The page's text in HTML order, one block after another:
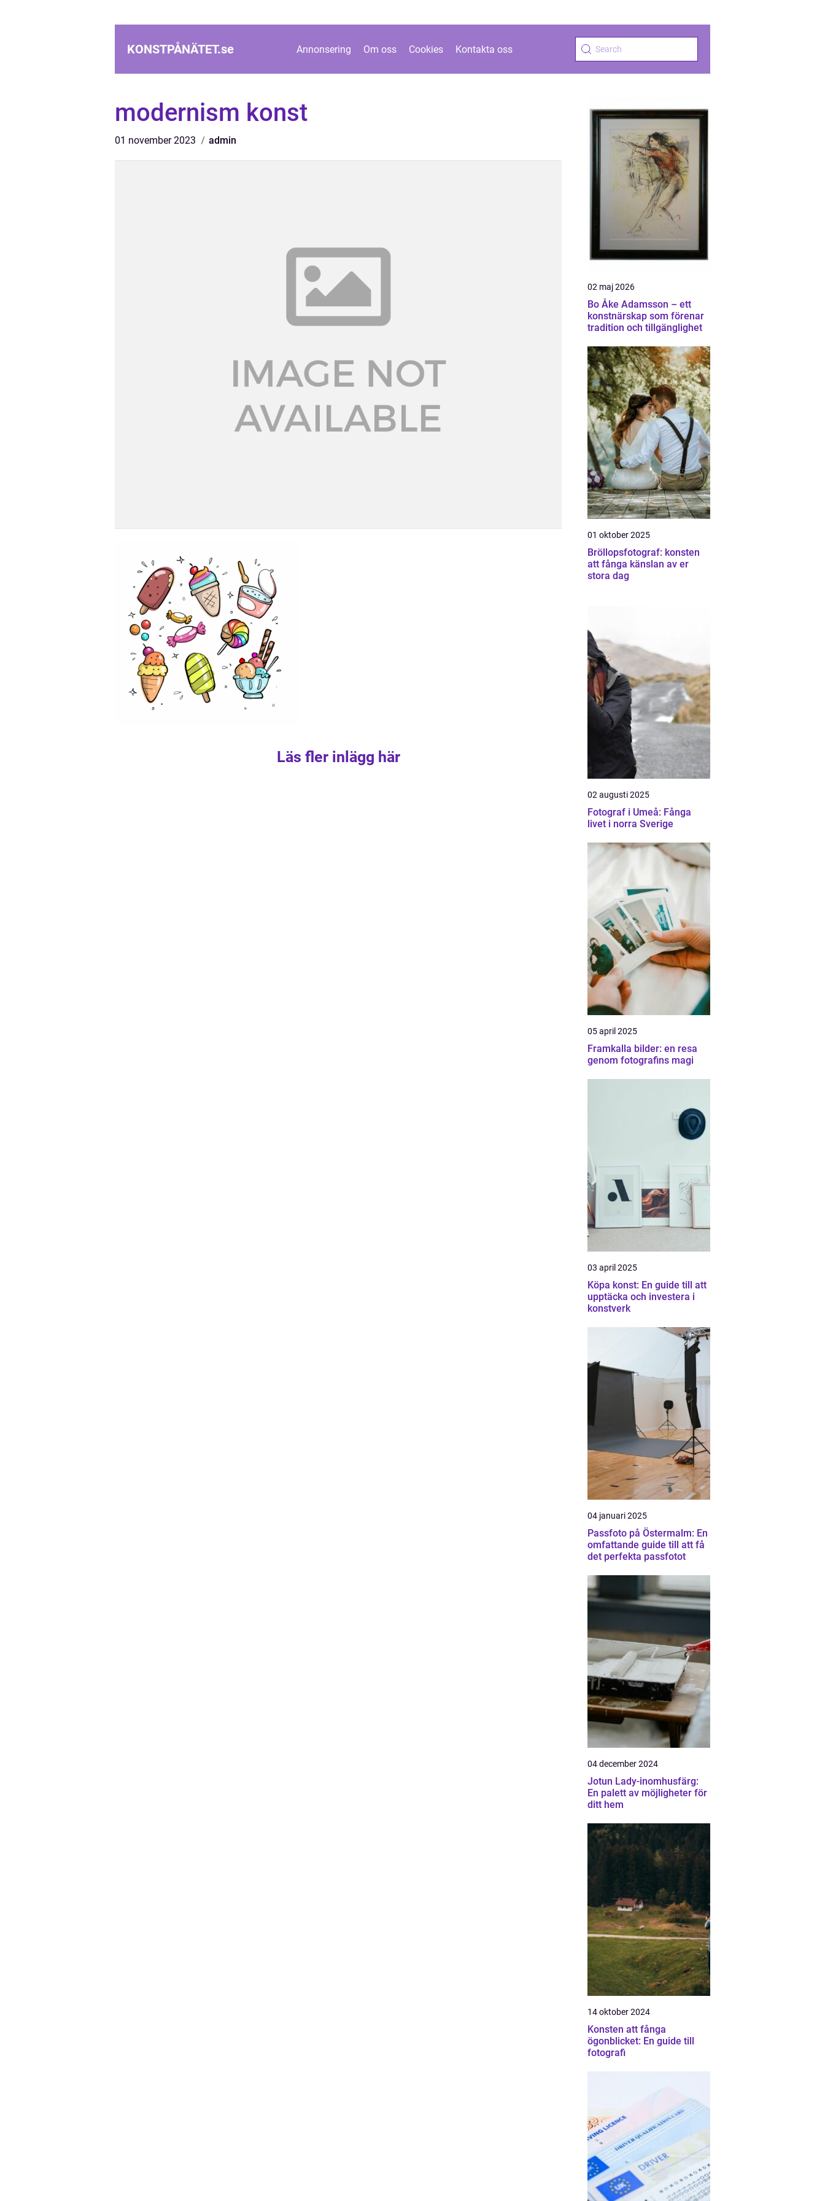
KONSTPÅNÄTET.se Annonsering Om oss Cookies Kontakta oss
modernism konst
01 november 2023 admin
Läs fler inlägg här
02 maj 2026
Bo Åke Adamsson – ett
konstnärskap som förenar
tradition och tillgänglighet
01 oktober 2025
Bröllopsfotograf: konsten
att fånga känslan av er
stora dag
02 augusti 2025
Fotograf i Umeå: Fånga
livet i norra Sverige
05 april 2025
Framkalla bilder: en resa
genom fotografins magi
03 april 2025
Köpa konst: En guide till att
upptäcka och investera i
konstverk
04 januari 2025
Passfoto på Östermalm: En
omfattande guide till att få
det perfekta passfotot
04 december 2024
Jotun Lady-inomhusfärg:
En palett av möjligheter för
ditt hem
14 oktober 2024
Konsten att fånga
ögonblicket: En guide till
fotografi